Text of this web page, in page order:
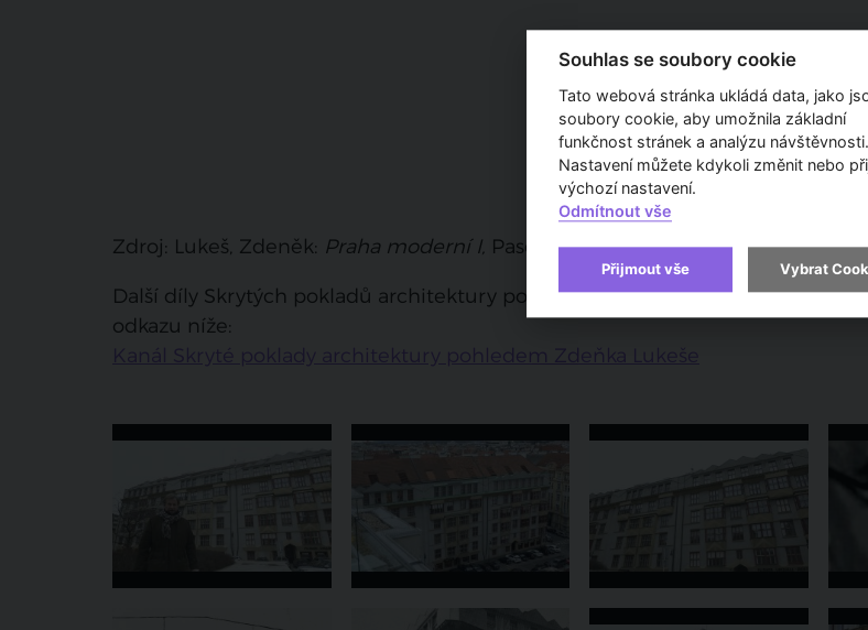
Zdroj: Lukeš, Zdeněk: Praha moderní I, Paseka, Praha 2012
Další díly Skrytých pokladů architektury pohledem Zdeňka Lukeše na TV
odkazu níže:
Kanál Skryté poklady architektury pohledem Zdeňka Lukeše
Souhlas se soubory cookie
Tato webová stránka ukládá data, jako
soubory cookie, aby umožnila základní
funkčnost stránek a analýzu návštěvnosti.
Nastavení můžete kdykoli změnit nebo
výchozí nastavení.
Odmítnout vše
Přijmout vše Vybrat